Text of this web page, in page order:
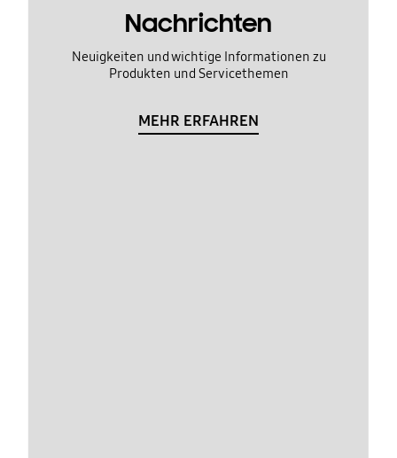
Nachrichten
Neuigkeiten und wichtige Informationen zu
Produkten und Servicethemen
MEHR ERFAHREN